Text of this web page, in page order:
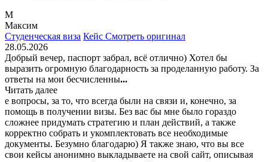
М
Максим
Студенческая виза Кейс Смотреть оригинал
28.05.2026
Добрый вечер, паспорт забрал, всё отлично) Хотел бы
выразить огромную благодарность за проделанную работу. За
ответы на мои бесчисленны...
Читать далее
е вопросы, за то, что всегда были на связи и, конечно, за
помощь в получении визы. Без вас бы мне было гораздо
сложнее придумать стратегию и план действий, а также
корректно собрать и укомплектовать все необходимые
документы. Безумно благодарю) Я также знаю, что вы все
свои кейсы анонимно выкладываете на свой сайт, описывая